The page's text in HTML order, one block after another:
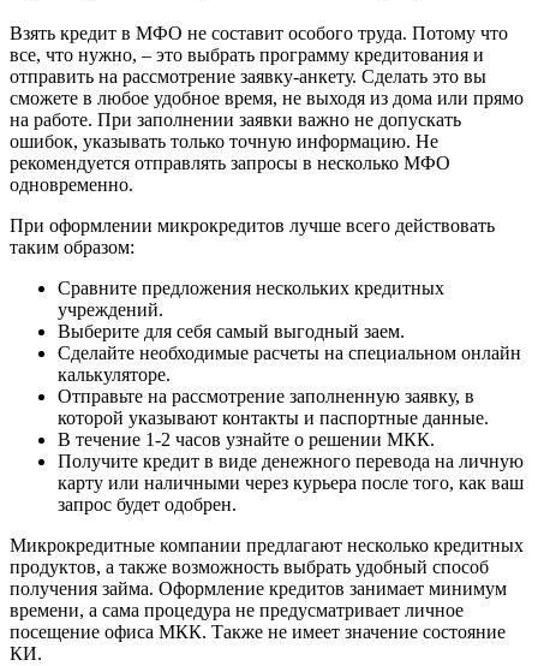
Взять кредит в МФО не составит особого труда. Потому что
все, что нужно, – это выбрать программу кредитования и
отправить на рассмотрение заявку-анкету. Сделать это вы
сможете в любое удобное время, не выходя из дома или прямо
на работе. При заполнении заявки важно не допускать
ошибок, указывать только точную информацию. Не
рекомендуется отправлять запросы в несколько МФО
одновременно.
При оформлении микрокредитов лучше всего действовать
таким образом:
Сравните предложения нескольких кредитных
учреждений.
Выберите для себя самый выгодный заем.
Сделайте необходимые расчеты на специальном онлайн
калькуляторе.
Отправьте на рассмотрение заполненную заявку, в
которой указывают контакты и паспортные данные.
В течение 1-2 часов узнайте о решении МКК.
Получите кредит в виде денежного перевода на личную
карту или наличными через курьера после того, как ваш
запрос будет одобрен.
Микрокредитные компании предлагают несколько кредитных
продуктов, а также возможность выбрать удобный способ
получения займа. Оформление кредитов занимает минимум
времени, а сама процедура не предусматривает личное
посещение офиса МКК. Также не имеет значение состояние
КИ.